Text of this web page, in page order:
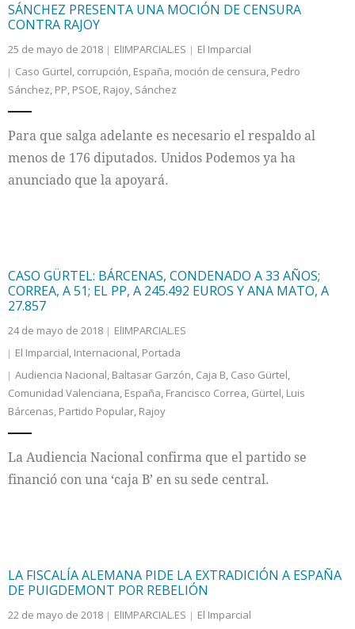
SÁNCHEZ PRESENTA UNA MOCIÓN DE CENSURA
CONTRA RAJOY
25 de mayo de 2018 ElIMPARCIAL.ES
El Imparcial
Caso Gürtel, corrupción, España, moción de censura, Pedro
Sánchez, PP, PSOE, Rajoy, Sánchez
Para que salga adelante es necesario el respaldo al
menos de 176 diputados. Unidos Podemos ya ha
anunciado que la apoyará.
CASO GÜRTEL: BÁRCENAS, CONDENADO A 33 AÑOS;
CORREA, A 51; EL PP, A 245.492 EUROS Y ANA MATO, A
27.857
24 de mayo de 2018
ElIMPARCIAL.ES
El Imparcial, Internacional, Portada
Audiencia Nacional, Baltasar Garzón, Caja B, Caso Gürtel,
Comunidad Valenciana, España, Francisco Correa, Gürtel, Luis
Bárcenas, Partido Popular, Rajoy
La Audiencia Nacional confirma que el partido se
financió con una ‘caja B’ en su sede central.
LA FISCALÍA ALEMANA PIDE LA EXTRADICIÓN A ESPAÑA
DE PUIGDEMONT POR REBELIÓN
22 de mayo de 2018 ElIMPARCIAL.ES
El Imparcial